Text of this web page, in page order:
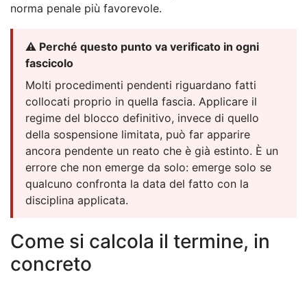
norma penale più favorevole.
⚠️ Perché questo punto va verificato in ogni
fascicolo
Molti procedimenti pendenti riguardano fatti
collocati proprio in quella fascia. Applicare il
regime del blocco definitivo, invece di quello
della sospensione limitata, può far apparire
ancora pendente un reato che è già estinto. È un
errore che non emerge da solo: emerge solo se
qualcuno confronta la data del fatto con la
disciplina applicata.
Come si calcola il termine, in
concreto